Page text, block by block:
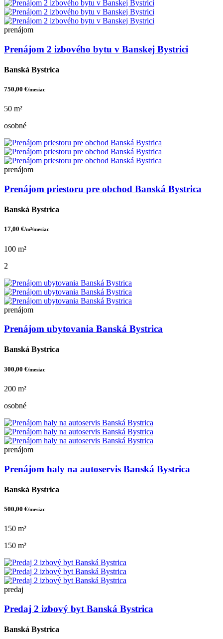
prenájom
Prenájom 2 izbového bytu v Banskej Bystrici
Banská Bystrica
750,00 €/mesiac
50 m²
osobné
prenájom
Prenájom priestoru pre obchod Banská Bystrica
Banská Bystrica
17,00 €/m²/mesiac
100 m²
2
prenájom
Prenájom ubytovania Banská Bystrica
Banská Bystrica
300,00 €/mesiac
200 m²
osobné
prenájom
Prenájom haly na autoservis Banská Bystrica
Banská Bystrica
500,00 €/mesiac
150 m²
150 m²
predaj
Predaj 2 izbový byt Banská Bystrica
Banská Bystrica